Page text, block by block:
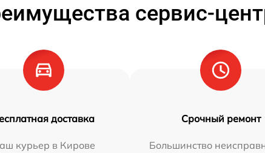
сервис-
доставка
курьер в Кирове
Срочный ремонт
Большинство